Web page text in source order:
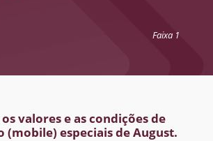
Faixa 1
valores e as condições de
(mobile) especiais de August.